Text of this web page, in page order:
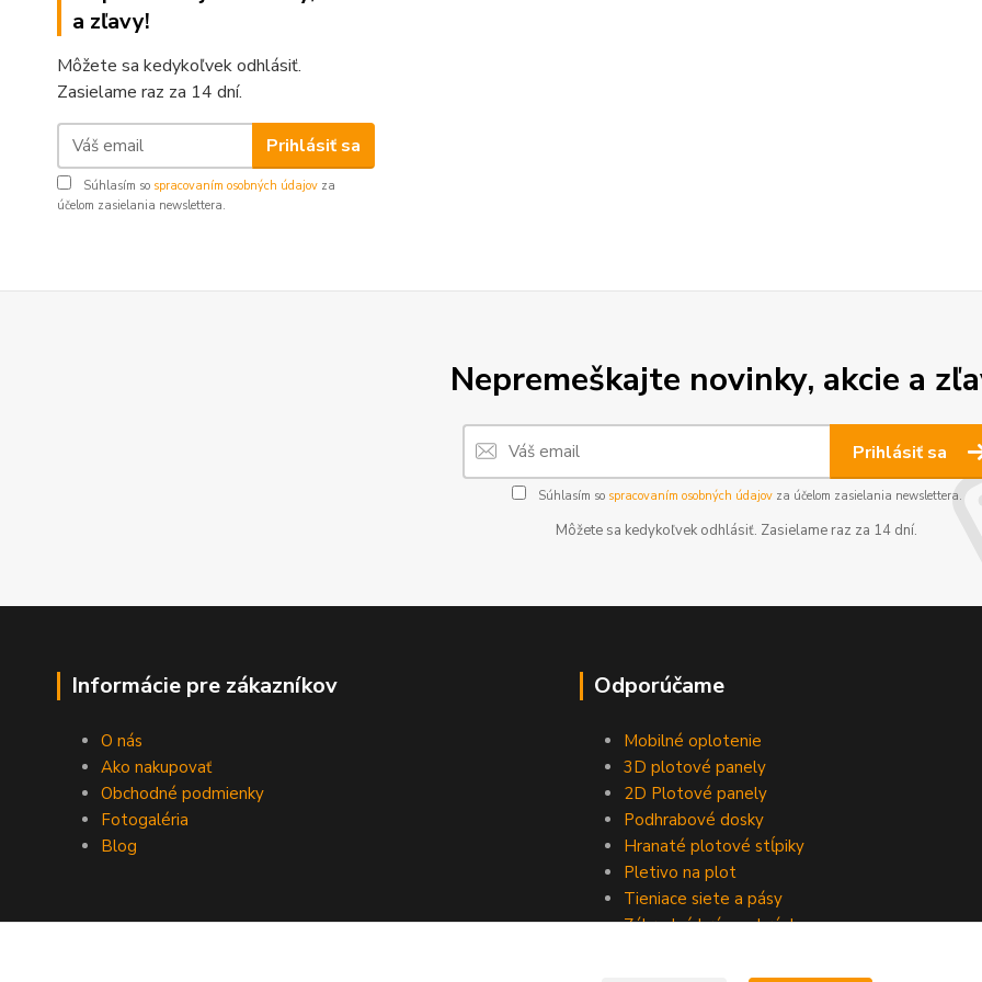
a zľavy!
Môžete sa kedykoľvek odhlásiť.
Zasielame raz za 14 dní.
Prihlásiť sa
Súhlasím so spracovaním osobných údajov za
účelom zasielania newslettera.
Nepremeškajte novinky, akcie a
Prihlásiť sa
Súhlasím so spracovaním osobných údajovza účelom zasielania newslettera.
Môžete sa kedykoľvek odhlásiť. Zasielame raz za 14 dní.
Informácie pre zákazníkov
O nás
Ako nakupovať
Obchodné podmienky
Fotogaléria
Blog
Odporúčame
Mobilné oplotenie
3D plotové panely
2D Plotové panely
Podhrabové dosky
Hranaté plotové stĺpiky
Pletivo na plot
Tieniace siete a pásy
Záhradné brány a bránky